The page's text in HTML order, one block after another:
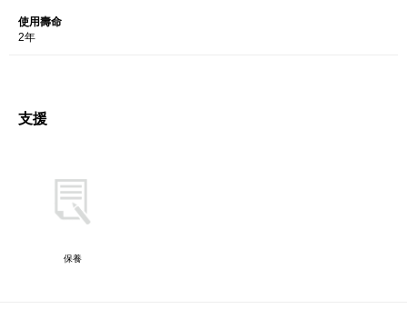
使用壽命
2年
支援
保養